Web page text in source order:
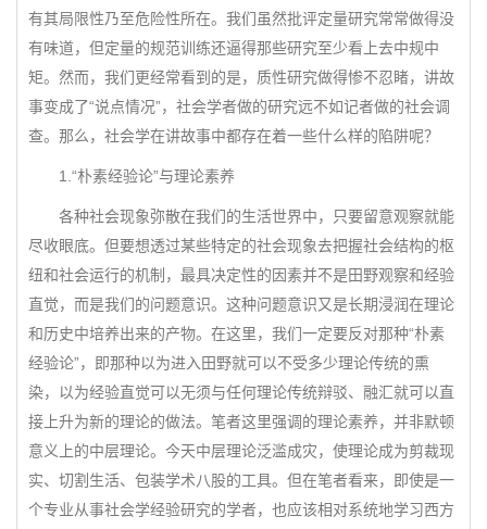
有其局限性乃至危险性所在。我们虽然批评定量研究常常做得没
有味道，但定量的规范训练还逼得那些研究至少看上去中规中
矩。然而，我们更经常看到的是，质性研究做得惨不忍睹，讲故
事变成了“说点情况”，社会学者做的研究远不如记者做的社会调
查。那么，社会学在讲故事中都存在着一些什么样的陷阱呢？
1.“朴素经验论”与理论素养
各种社会现象弥散在我们的生活世界中，只要留意观察就能
尽收眼底。但要想透过某些特定的社会现象去把握社会结构的枢
纽和社会运行的机制，最具决定性的因素并不是田野观察和经验
直觉，而是我们的问题意识。这种问题意识又是长期浸润在理论
和历史中培养出来的产物。在这里，我们一定要反对那种“朴素
经验论”，即那种以为进入田野就可以不受多少理论传统的熏
染，以为经验直觉可以无须与任何理论传统辩驳、融汇就可以直
接上升为新的理论的做法。笔者这里强调的理论素养，并非默顿
意义上的中层理论。今天中层理论泛滥成灾，使理论成为剪裁现
实、切割生活、包装学术八股的工具。但在笔者看来，即使是一
个专业从事社会学经验研究的学者，也应该相对系统地学习西方